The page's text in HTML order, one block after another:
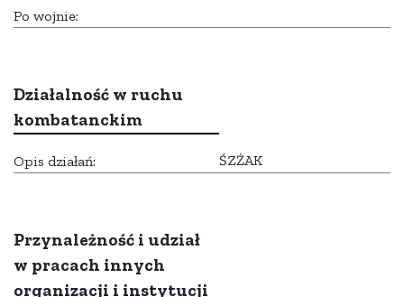
Po wojnie:
Działalność w ruchu
kombatanckim
Opis działań: ŚZŻAK
Przynależność i udział
w pracach innych
organizacji i instytucji